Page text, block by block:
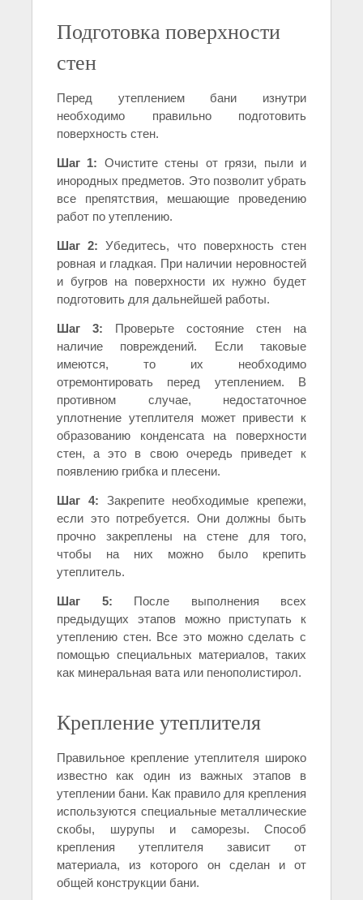
Подготовка поверхности
стен
Перед утеплением бани изнутри
необходимо правильно подготовить
поверхность стен.
Шаг 1: Очистите стены от грязи, пыли и
инородных предметов. Это позволит убрать
все препятствия, мешающие проведению
работ по утеплению.
Шаг 2: Убедитесь, что поверхность стен
ровная и гладкая. При наличии неровностей
и бугров на поверхности их нужно будет
подготовить для дальнейшей работы.
Шаг 3: Проверьте состояние стен на
наличие повреждений. Если таковые
имеются, то их необходимо
отремонтировать перед утеплением. В
противном случае, недостаточное
уплотнение утеплителя может привести к
образованию конденсата на поверхности
стен, а это в свою очередь приведет к
появлению грибка и плесени.
Шаг 4: Закрепите необходимые крепежи,
если это потребуется. Они должны быть
прочно закреплены на стене для того,
чтобы на них можно было крепить
утеплитель.
Шаг 5: После выполнения всех
предыдущих этапов можно приступать к
утеплению стен. Все это можно сделать с
помощью специальных материалов, таких
как минеральная вата или пенополистирол.
Крепление утеплителя
Правильное крепление утеплителя широко
известно как один из важных этапов в
утеплении бани. Как правило для крепления
используются специальные металлические
скобы, шурупы и саморезы. Способ
крепления утеплителя зависит от
материала, из которого он сделан и от
общей конструкции бани.